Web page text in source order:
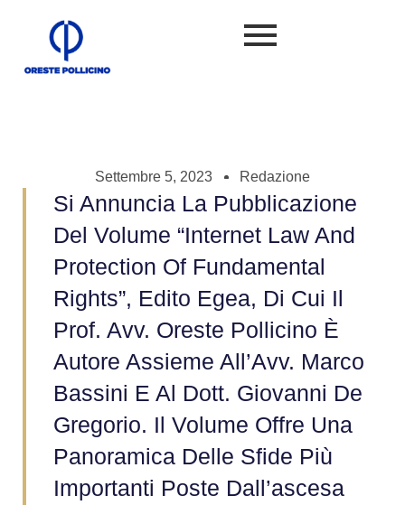
Settembre 5, 2023 Redazione
Si Annuncia La Pubblicazione
Del Volume “Internet Law And
Protection Of Fundamental
Rights”, Edito Egea, Di Cui Il
Prof. Avv. Oreste Pollicino È
Autore Assieme All’Avv. Marco
Bassini E Al Dott. Giovanni De
Gregorio. Il Volume Offre Una
Panoramica Delle Sfide Più
Importanti Poste Dall’ascesa